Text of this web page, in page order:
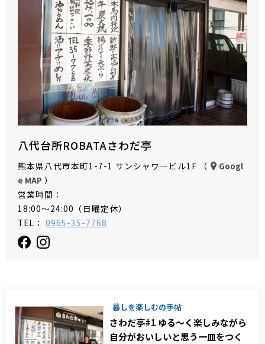
八代台所ROBATAさわだ亭
熊本県八代市本町1-7-1 サンシャワービル1F （
Googl
e MAP ）
営業時間：
18:00～24:00（日曜定休）
TEL： 0965-35-7768
暮しを楽しむの手帖
さわだ亭#1 ゆる～く楽しみながら
自分がおいしいと思う一皿をつく